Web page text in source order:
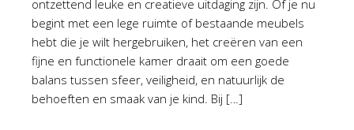
ontzettend leuke en creatieve uitdaging zijn. Of je nu
begint met een lege ruimte of bestaande meubels
hebt die je wilt hergebruiken, het creëren van een
fijne en functionele kamer draait om een goede
balans tussen sfeer, veiligheid, en natuurlijk de
behoeften en smaak van je kind. Bij […]